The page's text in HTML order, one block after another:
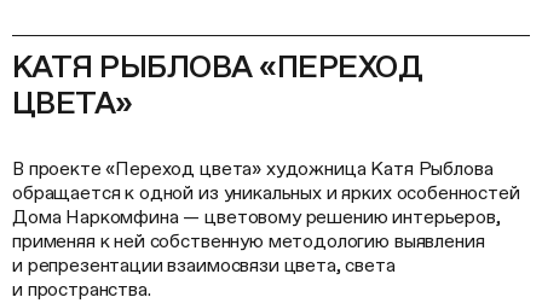
КАТЯ РЫБЛОВА «ПЕРЕХОД
ЦВЕТА»
В проекте «Переход цвета» художница Катя Рыблова
обращается к одной из уникальных и ярких особенностей
Дома Наркомфина — цветовому решению интерьеров,
применяя к ней собственную методологию выявления
и репрезентации взаимосвязи цвета, света
и пространства.